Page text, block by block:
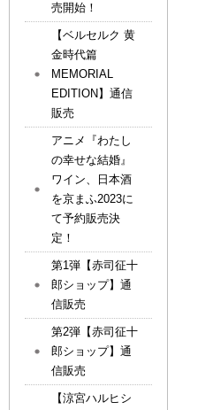
売開始！
【ベルセルク 黄
金時代篇
MEMORIAL
EDITION】通信
販売
アニメ『わたし
の幸せな結婚』
ワイン、日本酒
を京まふ2023に
て予約販売決
定！
第1弾【赤司征十
郎ショップ】通
信販売
第2弾【赤司征十
郎ショップ】通
信販売
【涼宮ハルヒシ